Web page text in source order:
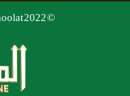
© 2022 AL Mufti Online |